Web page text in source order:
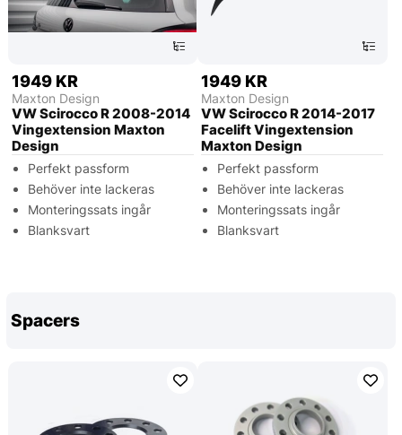
1949 KR
Maxton Design
VW Scirocco R 2008-2014
Vingextension Maxton
Design
Perfekt passform
Behöver inte lackeras
Monteringssats ingår
Blanksvart
1949 KR
Maxton Design
VW Scirocco R 2014-2017
Facelift Vingextension
Maxton Design
Perfekt passform
Behöver inte lackeras
Monteringssats ingår
Blanksvart
Spacers